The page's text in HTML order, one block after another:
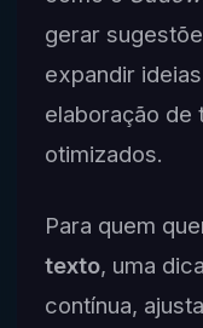
gerar
expandir
elaboração de
otimizados.
Para quem
texto, uma
contínua,